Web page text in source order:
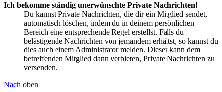
Ich bekomme ständig unerwünschte Private Nachrichten!
Du kannst Private Nachrichten, die dir ein Mitglied sendet,
automatisch löschen, indem du in deinem persönlichen
Bereich eine entsprechende Regel erstellst. Falls du
belästigende Nachrichten von jemandem erhältst, so kannst du
dies auch einem Administrator melden. Dieser kann dem
betreffenden Mitglied dann verbieten, Private Nachrichten zu
versenden.
Nach oben